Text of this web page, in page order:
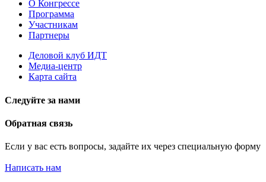
О Конгрессе
Программа
Участникам
Партнеры
Деловой клуб ИДТ
Медиа-центр
Карта сайта
Следуйте за нами
Обратная связь
Если у вас есть вопросы, задайте их через специальную форму
Написать нам